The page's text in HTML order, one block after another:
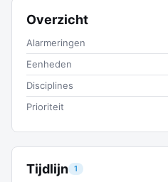
Tijdlijn 1
Overzicht
Alarmeringen
Eenheden
Disciplines
Prioriteit